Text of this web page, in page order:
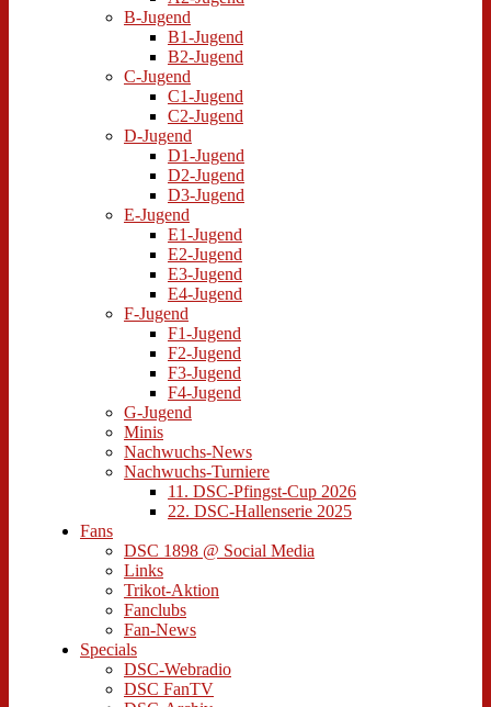
B-Jugend
B1-Jugend
B2-Jugend
C-Jugend
C1-Jugend
C2-Jugend
D-Jugend
D1-Jugend
D2-Jugend
D3-Jugend
E-Jugend
E1-Jugend
E2-Jugend
E3-Jugend
E4-Jugend
F-Jugend
F1-Jugend
F2-Jugend
F3-Jugend
F4-Jugend
G-Jugend
Minis
Nachwuchs-News
Nachwuchs-Turniere
11. DSC-Pfingst-Cup 2026
22. DSC-Hallenserie 2025
Fans
DSC 1898 @ Social Media
Links
Trikot-Aktion
Fanclubs
Fan-News
Specials
DSC-Webradio
DSC FanTV